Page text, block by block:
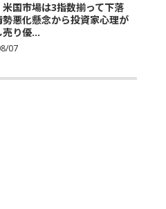
米国市場は3指数揃って下落
勢悪化懸念から投資家心理が
売り優...
07